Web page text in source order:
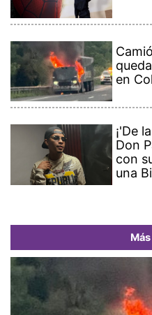
en
¡'De
Don
con
una